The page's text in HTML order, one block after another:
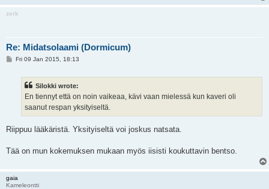
zerk
Re: Midatsolaami (Dormicum)
PFri 09 Jan 2015, 18:13
Silokki wrote:
En tiennyt että on noin vaikeaa, kävi vaan mielessä kun kaveri oli
saanut respan yksityiseltä.
Riippuu lääkäristä. Yksityiseltä voi joskus natsata.
Tää on mun kokemuksen mukaan myös iisisti koukuttavin bentso.
gaia
Kameleontti